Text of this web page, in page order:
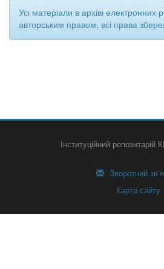
Усі матеріали в архіві електронних
авторським правом, всі права
Інституційний
Зворотний
Карта сайту